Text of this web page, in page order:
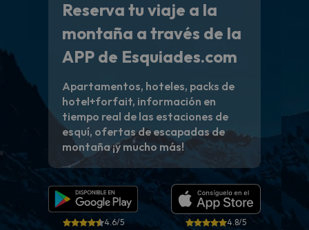
Reserva tu viaje a la
montaña a través de la
APP de Esquiades.com
Apartamentos, hoteles, packs de
hotel+forfait, información en
tiempo real de las estaciones de
esquí, ofertas de escapadas de
montaña ¡y mucho más!
4.6/5 4.8/5